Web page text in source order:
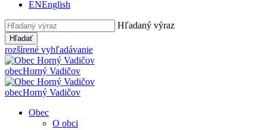
ENEnglish
Hľadaný výraz
Hľadať
rozšírené vyhľadávanie
obecHorný Vadičov
obecHorný Vadičov
Obec
O obci